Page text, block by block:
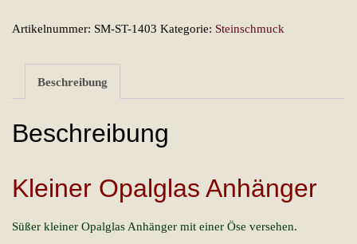
Menge
Artikelnummer: SM-ST-1403 Kategorie: Steinschmuck
Beschreibung
Beschreibung
Kleiner Opalglas Anhänger
Süßer kleiner Opalglas Anhänger mit einer Öse versehen.